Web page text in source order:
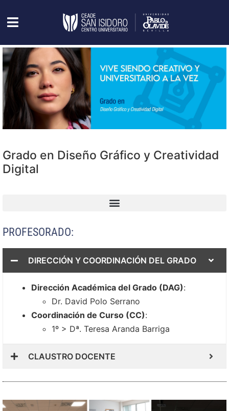
Grado en Diseño Gráfico y Creatividad
Digital
PROFESORADO:
DIRECCIÓN Y COORDINACIÓN DEL GRADO
Dirección Académica del Grado (DAG):
Dr. David Polo Serrano
Coordinación de Curso (CC):
1º > Dª. Teresa Aranda Barriga
CLAUSTRO DOCENTE